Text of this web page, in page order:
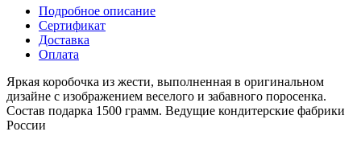
Подробное описание
Сертификат
Доставка
Оплата
Яркая коробочка из жести, выполненная в оригинальном
дизайне с изображением веселого и забавного поросенка.
Состав подарка 1500 грамм. Ведущие кондитерские фабрики
России